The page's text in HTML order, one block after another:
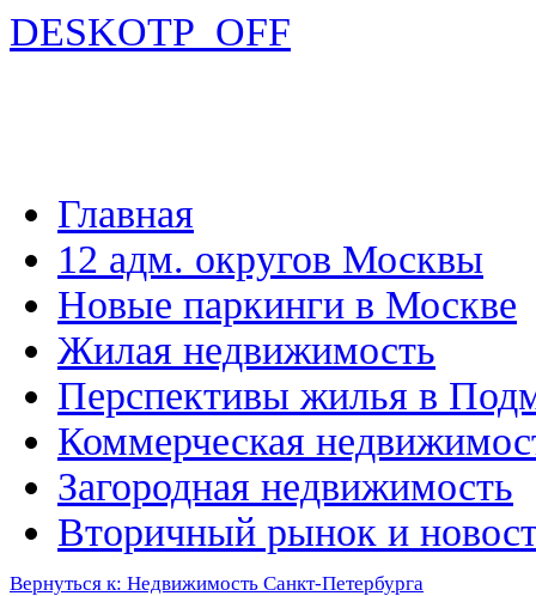
DESKOTP_OFF
Главная
12 адм. округов Москвы
Новые паркинги в Москве
Жилая недвижимость
Перспективы жилья в
Коммерческая
Загородная недвижимость
Вторичный рынок и
Вернуться к: Недвижимость Санкт-Петербурга